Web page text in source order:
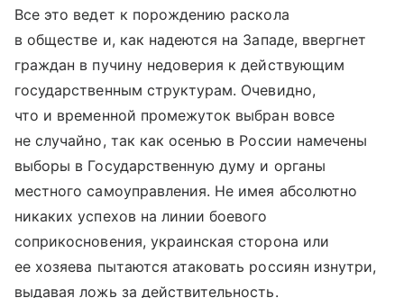
Все это ведет к порождению раскола
в обществе и, как надеются на Западе, ввергнет
граждан в пучину недоверия к действующим
государственным структурам. Очевидно,
что и временной промежуток выбран вовсе
не случайно, так как осенью в России намечены
выборы в Государственную думу и органы
местного самоуправления. Не имея абсолютно
никаких успехов на линии боевого
соприкосновения, украинская сторона или
ее хозяева пытаются атаковать россиян изнутри,
выдавая ложь за действительность.